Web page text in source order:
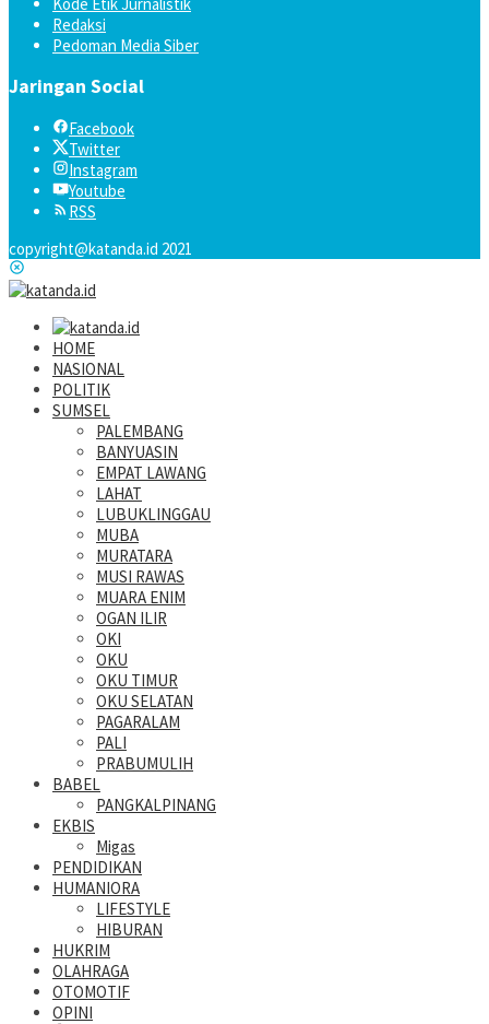
Redaksi
Pedoman Media Siber
Jaringan Social
Facebook
Twitter
Instagram
Youtube
RSS
copyright@katanda.id 2021
HOME
NASIONAL
POLITIK
SUMSEL
PALEMBANG
BANYUASIN
EMPAT LAWANG
LAHAT
LUBUKLINGGAU
MUBA
MURATARA
MUSI RAWAS
MUARA ENIM
OGAN ILIR
OKI
OKU
OKU TIMUR
OKU SELATAN
PAGARALAM
PALI
PRABUMULIH
BABEL
PANGKALPINANG
EKBIS
Migas
PENDIDIKAN
HUMANIORA
LIFESTYLE
HIBURAN
HUKRIM
OLAHRAGA
OTOMOTIF
OPINI